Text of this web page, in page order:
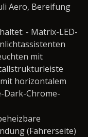
Aero, Bereifung
- Matrix-LED-
mit
horizontalem
Dark-Chrome-
(Fahrerseite)